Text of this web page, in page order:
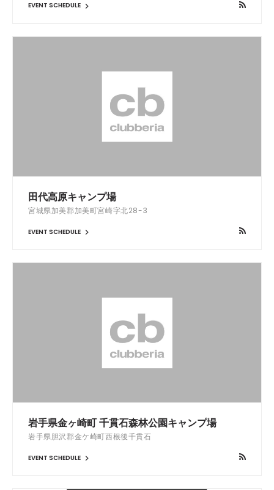
EVENT SCHEDULE
田代高原キャンプ場
宮城県加美郡加美町宮崎字北28-3
EVENT SCHEDULE
岩手県金ヶ崎町 千貫石森林公園キャンプ場
岩手県胆沢郡金ケ崎町西根後千貫石
EVENT SCHEDULE